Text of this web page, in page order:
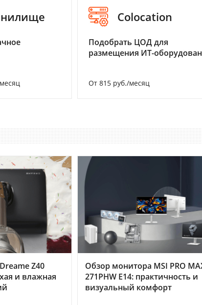
Colocation
Подобрать ЦОД для
размещения ИТ-
От 815 руб./месяц
Z40
и влажная
Обзор монитора MSI PRO
271PHW E14: практичность и
визуальный комфорт